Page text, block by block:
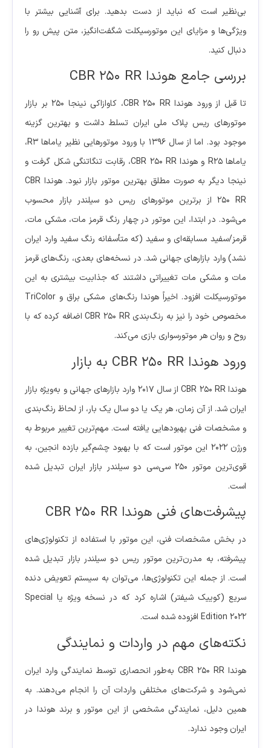
بی‌نظیر است که نباید از دست بدهید. برای آشنایی بیشتر با
ویژگی‌ها و مزایای این موتورسیکلت شگفت‌انگیز، متن پیش رو را
دنبال کنید.
بررسی جامع هوندا CBR 250 RR
تا قبل از ورود هوندا CBR 250 RR، کاوازاکی نینجا 250 بر بازار
موتورهای ریس پلاک ملی ایران تسلط داشت و بهترین گزینه
موجود بود. اما از سال ۱۳۹۶ با ورود موتورهایی نظیر یاماها R3،
یاماها R25 و هوندا CBR 250 RR، رقابت تنگاتنگی شکل گرفت و
نینجا دیگر به صورت مطلق بهترین موتور بازار نبود. هوندا CBR
250 RR از برترین موتورهای ریس دو سیلندر بازار محسوب
می‌شود. در ابتدا، این موتور در چهار رنگ قرمز مات، مشکی مات،
قرمز/سفید مسابقه‌ای و سفید (که متأسفانه رنگ سفید وارد ایران
نشد) وارد بازارهای جهانی شد. در نسخه‌های بعدی، رنگ‌های قرمز
مات و مشکی مات تغییراتی داشتند که جذابیت بیشتری به این
موتورسیکلت افزود. اخیراً هوندا رنگ‌های مشکی براق و TriColor
مخصوص خود را نیز به رنگ‌بندی CBR 250 RR اضافه کرده که با
روح و روان هر موتورسواری بازی می‌کند.
ورود هوندا CBR 250 RR به بازار
هوندا CBR 250 RR از سال ۲۰۱۷ وارد بازارهای جهانی و به‌ویژه بازار
ایران شد. از آن زمان، هر یک یا دو سال یک بار، از لحاظ رنگ‌بندی
و مشخصات فنی بهبودهایی یافته است. مهم‌ترین تغییر مربوط به
ورژن ۲۰۲۲ این موتور است که با بهبود چشم‌گیر بازده انجین، به
قوی‌ترین موتور ۲۵۰ سی‌سی دو سیلندر بازار ایران تبدیل شده
است.
پیشرفت‌های فنی هوندا CBR 250 RR
در بخش مشخصات فنی، این موتور با استفاده از تکنولوژی‌های
پیشرفته، به مدرن‌ترین موتور ریس دو سیلندر بازار تبدیل شده
است. از جمله این تکنولوژی‌ها، می‌توان به سیستم تعویض دنده
سریع (کوییک شیفتر) اشاره کرد که در نسخه ویژه یا Special
Edition 2022 افزوده شده است.
نکته‌های مهم در واردات و نمایندگی
هوندا CBR 250 RR به‌طور انحصاری توسط نمایندگی وارد ایران
نمی‌شود و شرکت‌های مختلفی واردات آن را انجام می‌دهند. به
همین دلیل، نمایندگی مشخصی از این موتور و برند هوندا در
ایران وجود ندارد.